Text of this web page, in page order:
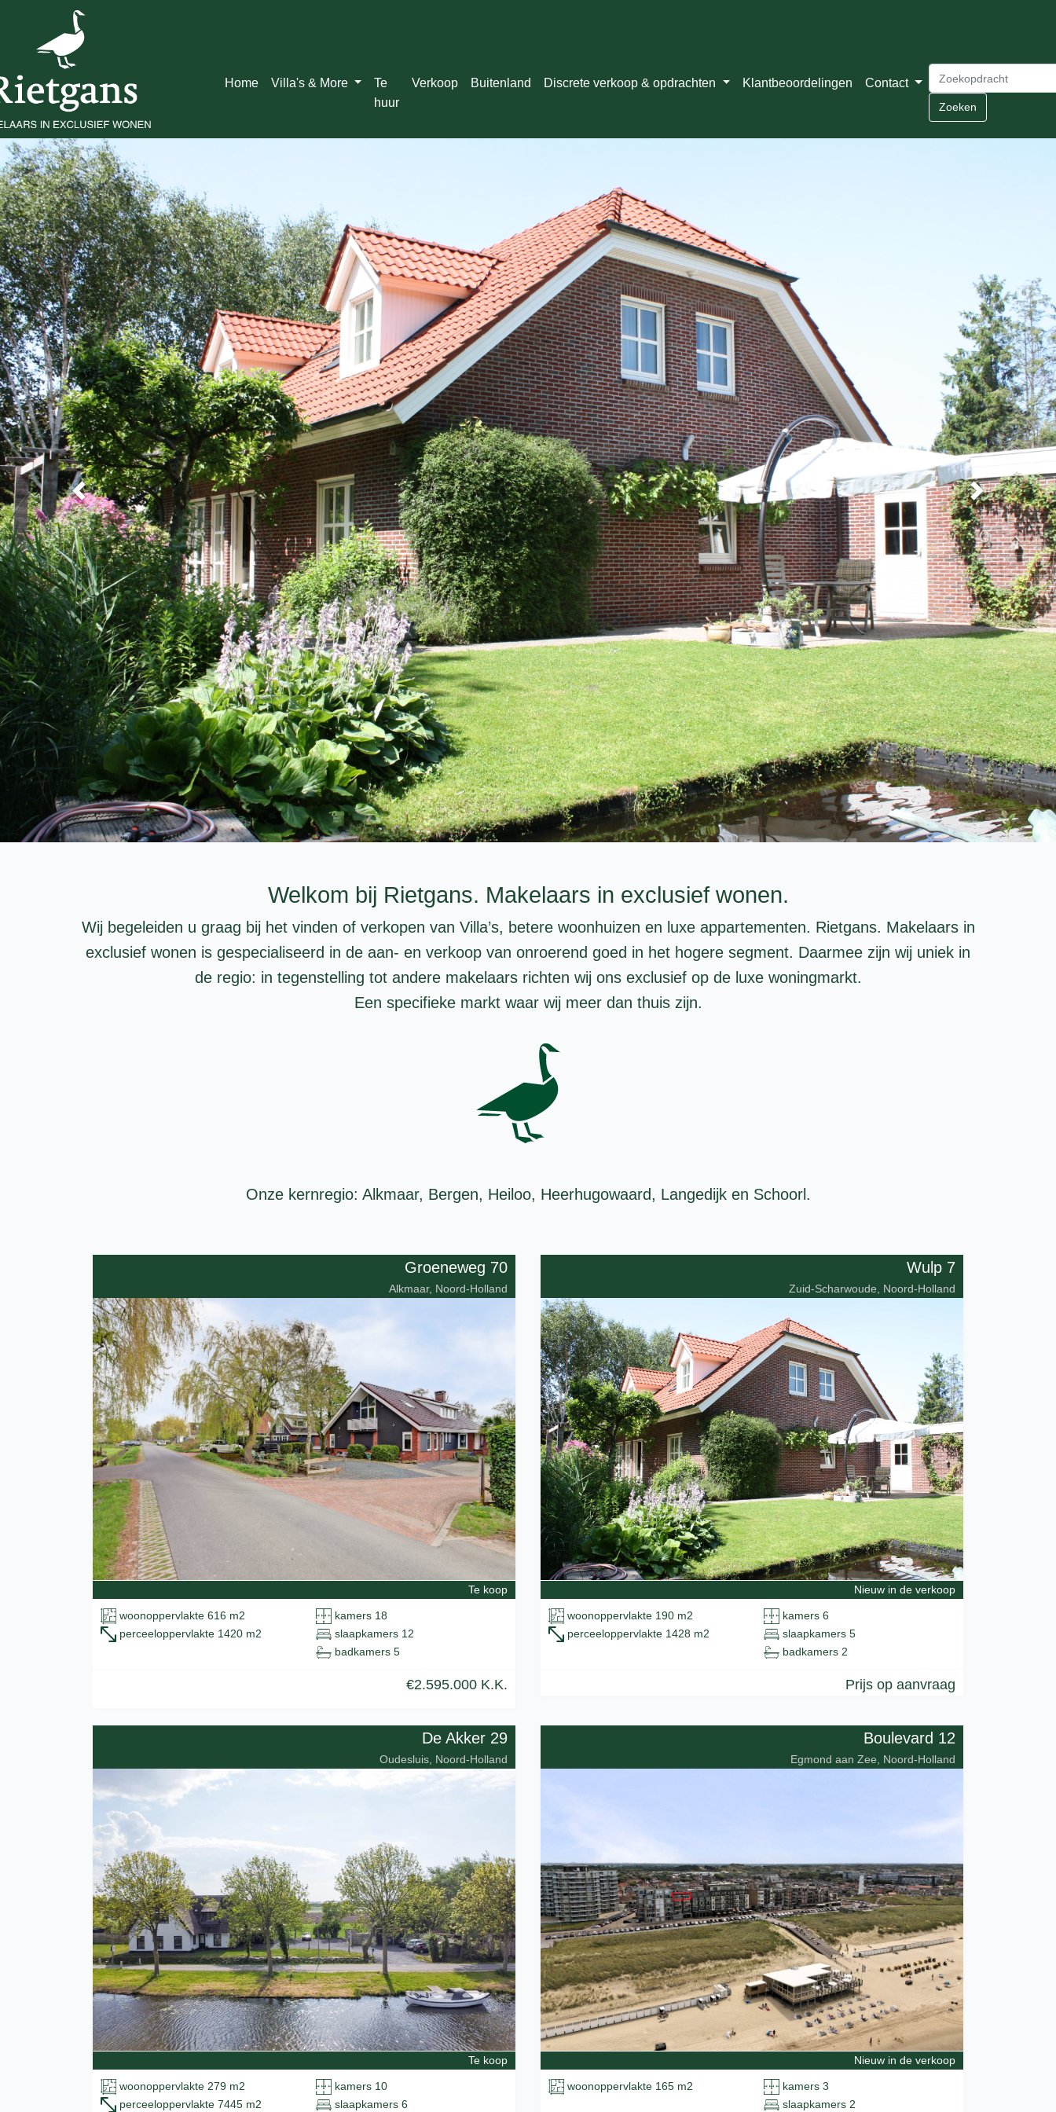
Home Villa's & More
Te
huur
Verkoop Buitenland Discrete verkoop & opdrachten Klantbeoordelingen Contact
Zoeken
Welkom bij Rietgans. Makelaars in exclusief wonen.
Wij begeleiden u graag bij het vinden of verkopen van Villa’s, betere woonhuizen en luxe appartementen. Rietgans. Makelaars in
exclusief wonen is gespecialiseerd in de aan- en verkoop van onroerend goed in het hogere segment. Daarmee zijn wij uniek in
de regio: in tegenstelling tot andere makelaars richten wij ons exclusief op de luxe woningmarkt.
Een specifieke markt waar wij meer dan thuis zijn.
Onze kernregio: Alkmaar, Bergen, Heiloo, Heerhugowaard, Langedijk en Schoorl.
Groeneweg 70
Alkmaar, Noord-Holland
Te koop
woonoppervlakte 616 m2
perceeloppervlakte 1420 m2
kamers 18
slaapkamers 12
badkamers 5
€2.595.000 K.K.
Wulp 7
Zuid-Scharwoude, Noord-Holland
Nieuw in de verkoop
woonoppervlakte 190 m2
perceeloppervlakte 1428 m2
kamers 6
slaapkamers 5
badkamers 2
Prijs op aanvraag
De Akker 29
Oudesluis, Noord-Holland
Te koop
woonoppervlakte 279 m2
perceeloppervlakte 7445 m2
kamers 10
slaapkamers 6
Boulevard 12
Egmond aan Zee, Noord-Holland
Nieuw in de verkoop
woonoppervlakte 165 m2
kamers 3
slaapkamers 2